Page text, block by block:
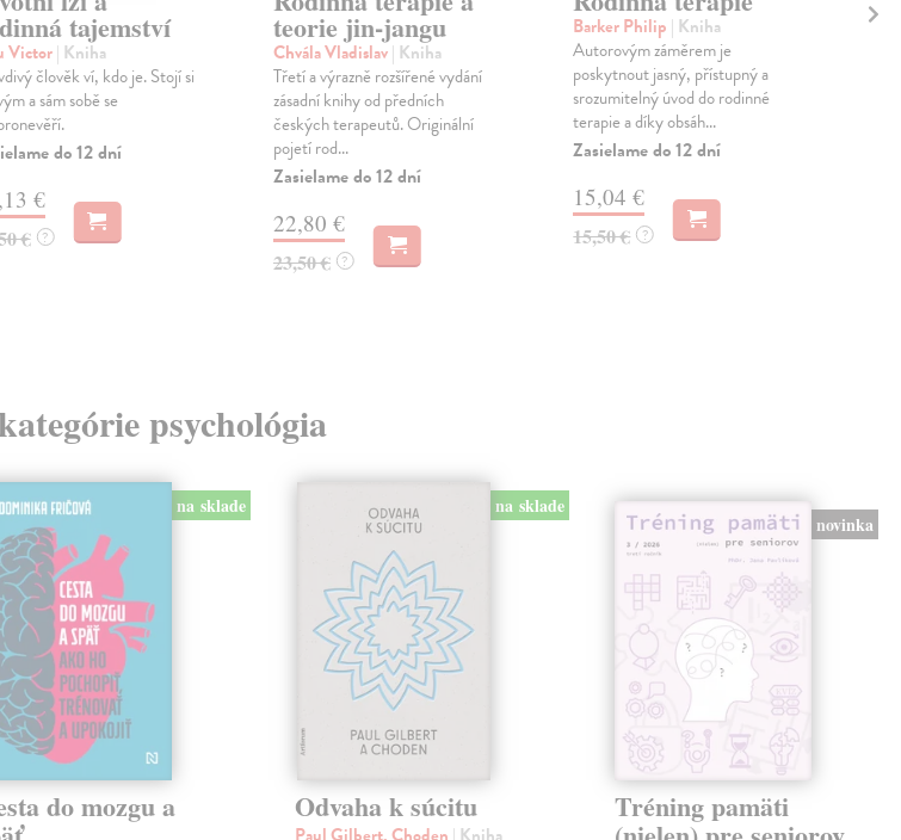
tajemství
Victor| Kniha
člověk ví, kdo je. Stojí si
a sám sobě se
do 12 dní
€
€ ?
teorie jin-jangu
Chvála Vladislav| Kniha
Třetí a výrazně rozšířené vydání
zásadní knihy od předních
českých terapeutů. Originální
pojetí rod...
Zasielame do 12 dní
22,80 €
23,50 € ?
Barker Philip | Kniha
Autorovým záměrem je
poskytnout jasný, přístupný a
srozumitelný úvod do rodinné
terapie a díky obsáh...
Zasielame do 12 dní
15,04 €
15,50 € ?
psychológia
na sklade
do mozgu a
na sklade
Odvaha k súcitu
novinka
Tréning pamäti